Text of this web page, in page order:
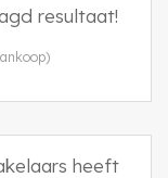
resultaat!
heeft